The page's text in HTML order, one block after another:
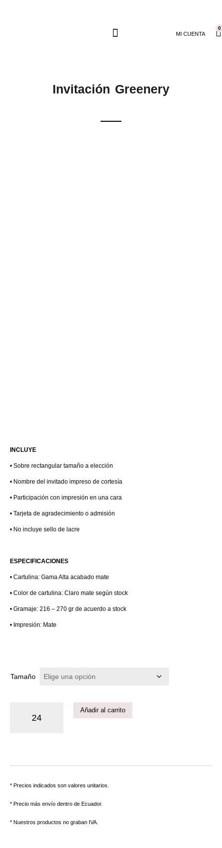
MI CUENTA
0
Invitación Greenery
INCLUYE
• Sobre rectangular tamaño a elección
• Nombre del invitado impreso de cortesía
• Participación con impresión en una cara
• Tarjeta de agradecimiento o admisión
• No incluye sello de lacre
ESPECIFICACIONES
• Cartulina: Gama Alta acabado mate
• Color de cartulina: Claro mate según stock
• Gramaje: 216 – 270 gr de acuerdo a stock
• Impresión: Mate
Tamaño
Añadir al carrito
* Precios indicados son valores unitarios.
* Precio más envío dentro de Ecuador.
* Nuestros productos no graban IVA.